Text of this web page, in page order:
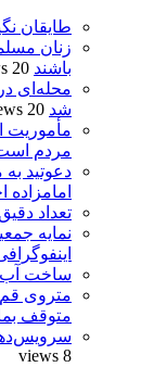
طایقان
زنان
باشند 20 views
محله‌ای
شد 20 views
مأموریت
مردم
دعوتید
تعداد
ساخت آب
متروی
متوقف
سرویس‌دهی
8 views